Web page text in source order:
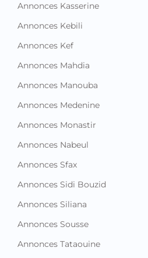
Annonces Kasserine
Annonces Kebili
Annonces Kef
Annonces Mahdia
Annonces Manouba
Annonces Medenine
Annonces Monastir
Annonces Nabeul
Annonces Sfax
Annonces Sidi Bouzid
Annonces Siliana
Annonces Sousse
Annonces Tataouine